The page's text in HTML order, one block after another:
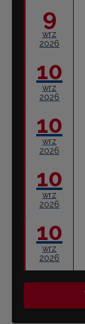
9
wrz
2026
10
wrz
2026
10
wrz
2026
10
wrz
2026
10
wrz
2026